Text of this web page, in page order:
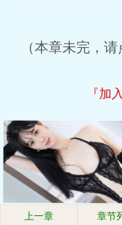
（本章未完，请
『加
上一章 章节